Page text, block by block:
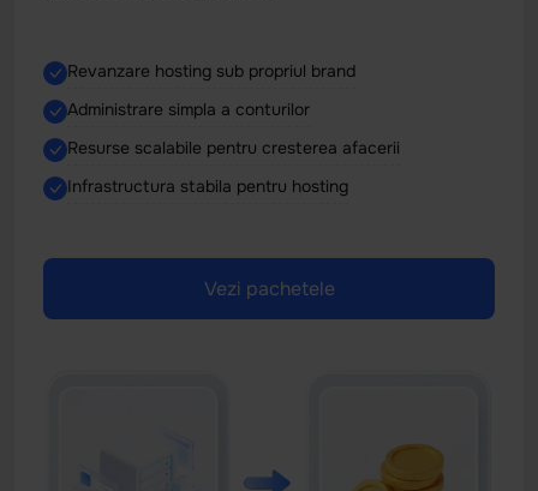
Revanzare hosting sub propriul brand
Administrare simpla a conturilor
Resurse scalabile pentru cresterea afacerii
Infrastructura stabila pentru hosting
Vezi pachetele